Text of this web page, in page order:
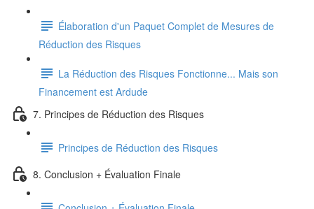
Élaboration d'un Paquet Complet de Mesures de
Réduction des Risques
La Réduction des Risques Fonctionne... Mais son
Financement est Ardude
7. Principes de Réduction des Risques
Principes de Réduction des Risques
8. Conclusion + Évaluation Finale